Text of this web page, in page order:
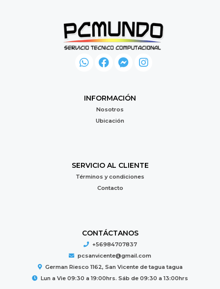
INFORMACIÓN
Nosotros
Ubicación
SERVICIO AL CLIENTE
Términos y condiciones
Contacto
CONTÁCTANOS
+56984707837
pcsanvicente@gmail.com
German Riesco 1162, San Vicente de tagua tagua
Lun a Vie 09:30 a 19:00hrs. Sáb de 09:30 a 13:00hrs